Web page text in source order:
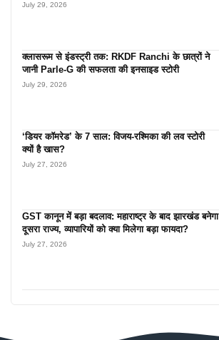
July 29, 2026
क्लासरूम से इंडस्ट्री तक: RKDF Ranchi के छात्रों ने
जानी Parle-G की सफलता की इनसाइड स्टोरी
July 29, 2026
‘डियर कॉमरेड’ के 7 साल: विजय-रश्मिका की लव स्टोरी
क्यों है खास?
July 27, 2026
GST कानून में बड़ा बदलाव: महाराष्ट्र के बाद झारखंड बनेगा
दूसरा राज्य, व्यापारियों को क्या मिलेगा बड़ा फायदा?
July 27, 2026